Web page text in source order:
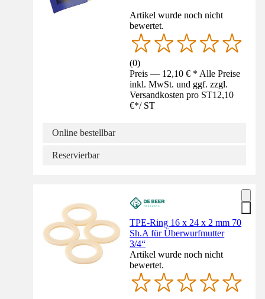
Artikel wurde noch nicht
bewertet.
(0)
Preis — 12,10 € * Alle Preise
inkl. MwSt. und ggf. zzgl.
Versandkosten pro ST12,10
€*/ ST
Online bestellbar
Reservierbar
TPE-Ring 16 x 24 x 2 mm 70
Sh.A für Überwurfmutter
3/4“
Artikel wurde noch nicht
bewertet.